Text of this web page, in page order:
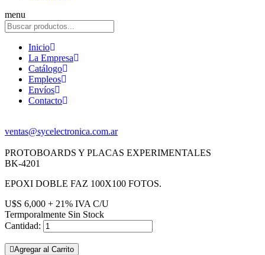
menu
Inicio
La Empresa
Catálogo
Empleos
Envíos
Contacto
ventas@sycelectronica.com.ar
PROTOBOARDS Y PLACAS EXPERIMENTALES
BK-4201
EPOXI DOBLE FAZ 100X100 FOTOS.
U$S 6,000 + 21% IVA C/U
Termporalmente Sin Stock
Cantidad:
Agregar al Carrito